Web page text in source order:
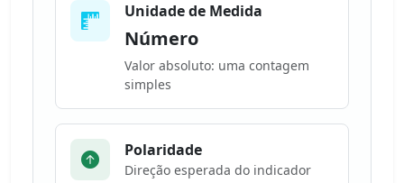
Unidade de Medida
Número
Valor absoluto: uma contagem
simples
Polaridade
Direção esperada do indicador